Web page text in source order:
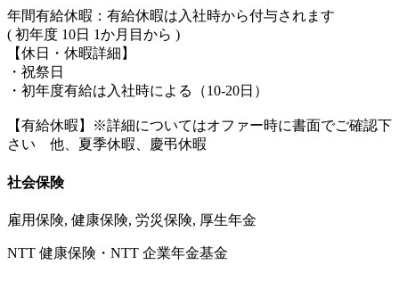
年間有給休暇：有給休暇は入社時から付与されます
( 初年度 10日 1か月目から )
【休日・休暇詳細】
・祝祭日
・初年度有給は入社時による（10-20日）
【有給休暇】※詳細についてはオファー時に書面でご確認下
さい 他、夏季休暇、慶弔休暇
社会保険
雇用保険, 健康保険, 労災保険, 厚生年金
NTT 健康保険・NTT 企業年金基金